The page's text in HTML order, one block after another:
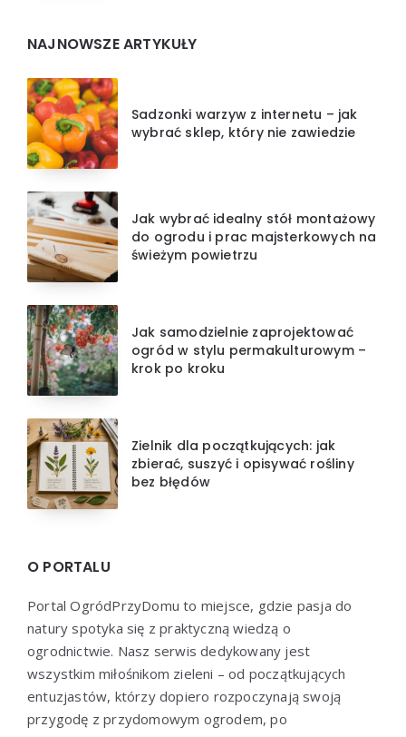
NAJNOWSZE ARTYKUŁY
Sadzonki warzyw z internetu – jak
wybrać sklep, który nie zawiedzie
Jak wybrać idealny stół montażowy
do ogrodu i prac majsterkowych na
świeżym powietrzu
Jak samodzielnie zaprojektować
ogród w stylu permakulturowym –
krok po kroku
Zielnik dla początkujących: jak
zbierać, suszyć i opisywać rośliny
bez błędów
O PORTALU
Portal OgródPrzyDomu to miejsce, gdzie pasja do
natury spotyka się z praktyczną wiedzą o
ogrodnictwie. Nasz serwis dedykowany jest
wszystkim miłośnikom zieleni – od początkujących
entuzjastów, którzy dopiero rozpoczynają swoją
przygodę z przydomowym ogrodem, po